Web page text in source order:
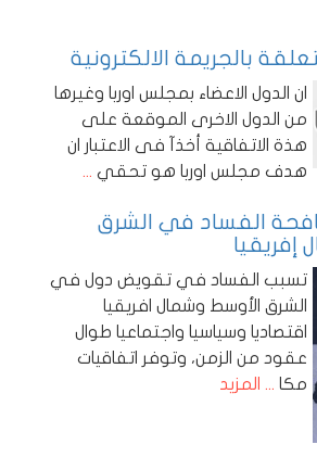
بالجريمة الالكترونية
ان الدول الاعضاء بمجلس اوربا وغيرها
من الدول الاخرى الموقعة على
هذة الاتفاقية أخذآ فى الاعتبار ان
هدف مجلس اوربا هو تحقي ...
الفساد في الشرق
إفريقيا
تسبب الفساد في تقويض دول في
الشرق الأوسط وشمال افريقيا
اقتصاديا وسياسيا واجتماعيا طوال
عقود من الزمن، وتوفر اتفاقيات
مكا ... المزيد